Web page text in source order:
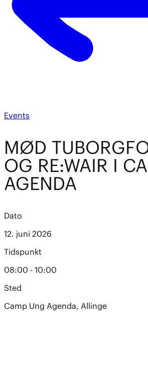
Events
MØD
OG RE:WAIR I
AGENDA
Dato
12. juni 2026
Tidspunkt
08:00 - 10:00
Sted
Camp Ung Agenda, Allinge